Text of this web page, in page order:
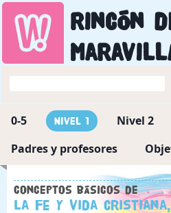
Rincón
Descubriendo
0-5 Nivel 1
Nivel 2
Padres y profesores
Conceptos básicos de
la fe y vida cristiana,